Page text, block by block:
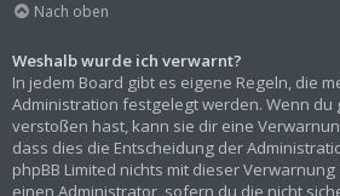
Nach oben
Weshalb wurde ich verwarnt?
In jedem Board gibt es eigene Regeln, die
Administration festgelegt werden. Wenn du
verstoßen hast, kann sie dir eine
dass dies die Entscheidung der
phpBB Limited nichts mit dieser
einen Administrator, sofern du die nicht